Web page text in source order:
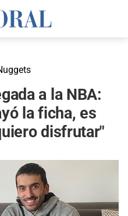
a la NBA:
la ficha, es
disfrutar"